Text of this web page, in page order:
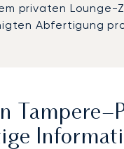
privaten Lounge-
Abfertigung